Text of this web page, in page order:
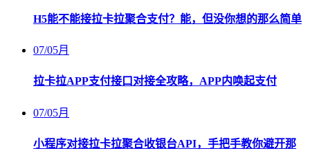
H5能不能接拉卡拉聚合支付？能，但没你想的那么简单
07/05月
拉卡拉APP支付接口对接全攻略，APP内唤起支付
07/05月
小程序对接拉卡拉聚合收银台API，手把手教你避开那